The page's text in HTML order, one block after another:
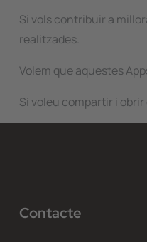
Si vols contribuir a
realitzades.
Volem que aquestes
Si voleu compartir i
Contacte